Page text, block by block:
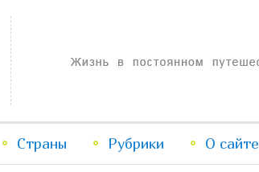
Жизнь в постоянном путешествии
Перейти
Перейти
Страны Рубрики О сайте